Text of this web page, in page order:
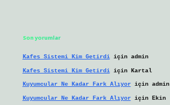
Son yorumlar
Kafes Sistemi Kim Getirdiiçin admin
Kafes Sistemi Kim Getirdiiçin Kartal
Kuyumcular Ne Kadar Fark Alıyoriçin admin
Kuyumcular Ne Kadar Fark Alıyoriçin Ekin